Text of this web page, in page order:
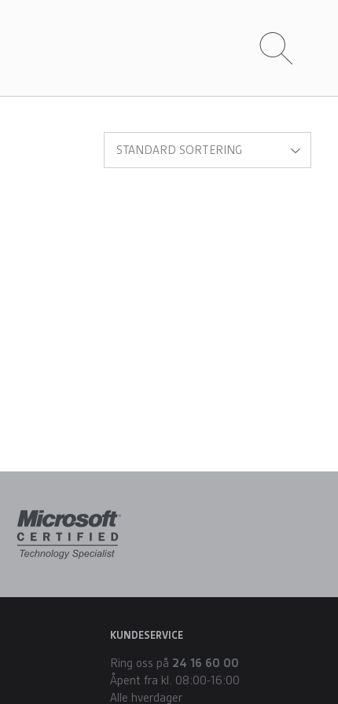
KUNDESERVICE
Ring oss på 24 16 60 00
Åpent fra kl. 08:00-16:00
Alle hverdager